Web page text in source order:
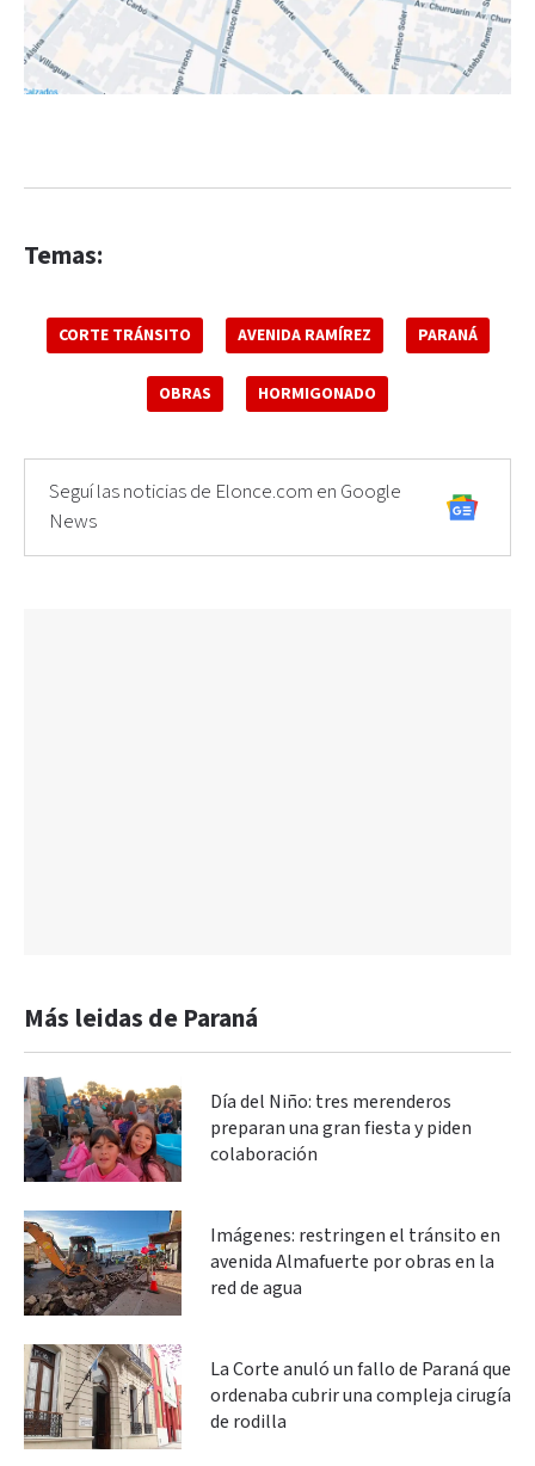
Temas:
CORTE TRÁNSITO AVENIDA RAMÍREZ PARANÁ
OBRAS HORMIGONADO
Seguí las noticias de Elonce.com en Google
News
Más leidas de Paraná
Día del Niño: tres merenderos
preparan una gran fiesta y piden
colaboración
Imágenes: restringen el tránsito en
avenida Almafuerte por obras en la
red de agua
La Corte anuló un fallo de Paraná que
ordenaba cubrir una compleja cirugía
de rodilla